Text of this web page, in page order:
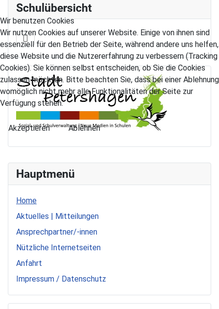
Hauptmenü
Home
Aktuelles | Mitteilungen
Ansprechpartner/-innen
Nützliche Internetseiten
Anfahrt
Impressum / Datenschutz
Schulübersicht
Wir benutzen Cookies
Wir nutzen Cookies auf unserer Website. Einige von ihnen sind
essenziell für den Betrieb der Seite, während andere uns helfen,
diese Website und die Nutzererfahrung zu verbessern (Tracking
Cookies). Sie können selbst entscheiden, ob Sie die Cookies
zulassen möchten. Bitte beachten Sie, dass bei einer Ablehnung
womöglich nicht mehr alle Funktionalitäten der Seite zur
Verfügung stehen.
Akzeptieren Ablehnen